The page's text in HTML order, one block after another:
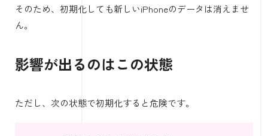
そのため、初期化しても新しいiPhoneのデータは消えませ
ん。
影響が出るのはこの状態
ただし、次の状態で初期化すると危険です。